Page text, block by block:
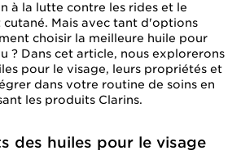
à la lutte contre les rides et le
cutané. Mais avec tant d'options
choisir la meilleure huile pour
? Dans cet article, nous explorerons
pour le visage, leurs propriétés et
dans votre routine de soins en
les produits Clarins.
des huiles pour le visage